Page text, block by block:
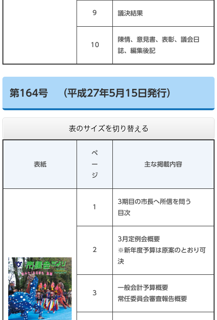
9 議決結果
10
陳情、意見書、表彰、議会日
誌、編集後記
第164号 （平成27年5月15日発行）
表のサイズを切り替える
表紙
ペ
ー
ジ
主な掲載内容
1
3期目の市長へ所信を問う
目次
2
3月定例会概要
※新年度予算は原案のとおり可
決
3
一般会計予算概要
常任委員会審査報告概要